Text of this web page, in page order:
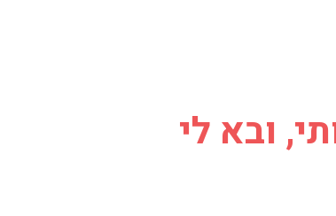
ובא לי